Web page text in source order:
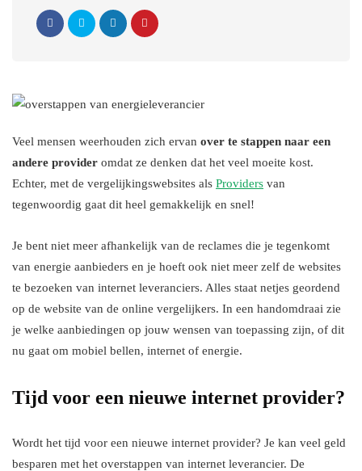
Veel mensen weerhouden zich ervan over te stappen naar een
andere provider omdat ze denken dat het veel moeite kost.
Echter, met de vergelijkingswebsites als Providers van
tegenwoordig gaat dit heel gemakkelijk en snel!
Je bent niet meer afhankelijk van de reclames die je tegenkomt
van energie aanbieders en je hoeft ook niet meer zelf de websites
te bezoeken van internet leveranciers. Alles staat netjes geordend
op de website van de online vergelijkers. In een handomdraai zie
je welke aanbiedingen op jouw wensen van toepassing zijn, of dit
nu gaat om mobiel bellen, internet of energie.
Tijd voor een nieuwe internet provider?
Wordt het tijd voor een nieuwe internet provider? Je kan veel geld
besparen met het overstappen van internet leverancier. De